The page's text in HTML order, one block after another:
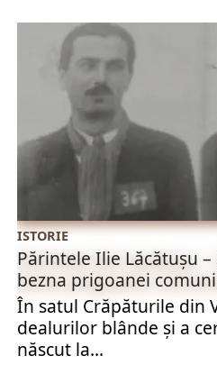
ISTORIE
Părintele Ilie Lăcătușu
bezna prigoanei
În satul Crăpăturile din
dealurilor blânde și a
născut la...